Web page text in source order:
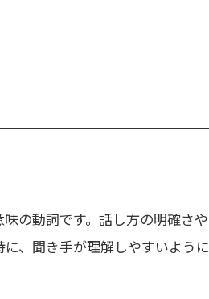
の動詞です。話し方の明確さや
、聞き手が理解しやすいように